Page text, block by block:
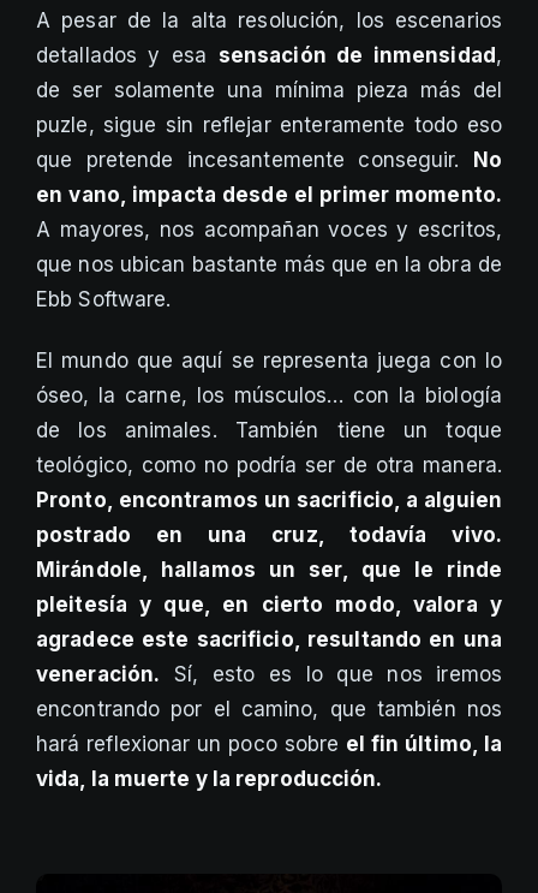
A pesar de la alta resolución, los escenarios
detallados y esa sensación de inmensidad ,
de ser solamente una mínima pieza más del
puzle, sigue sin reflejar enteramente todo eso
que pretende incesantemente conseguir.
No
en vano, impacta desde el primer momento.
A mayores, nos acompañan voces y escritos,
que nos ubican bastante más que en la obra de
Ebb Software.
El mundo que aquí se representa juega con lo
óseo, la carne, los músculos… con la biología
de los animales. También tiene un toque
teológico, como no podría ser de otra manera.
Pronto, encontramos un sacrificio, a alguien
postrado en una cruz, todavía vivo.
Mirándole, hallamos un ser, que le rinde
pleitesía y que, en cierto modo, valora y
agradece este sacrificio, resultando en una
veneración. Sí, esto es lo que nos iremos
encontrando por el camino, que también nos
hará reflexionar un poco sobre el fin último, la
vida, la muerte y la reproducción.